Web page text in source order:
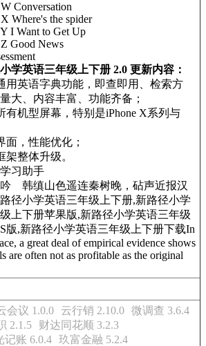
Conversation
Where's the spider
I Want to Get Up
Good News
学英语三年级上下册 2.0 更新内容：
英语字典功能，即查即用、检索方
大、内容丰富、功能齐备；
机型屏幕，特别是iPhone X系列与
，性能优化；
整体升级。
习助手
缜山色遥连秦树晚，砧声近报汉
径小学英语三年级上下册,新路径小学
上下册苹果版,新路径小学英语三年级
版,新路径小学英语三年级上下册下载In
a great deal of empirical evidence shows
are often not as profitable as the original
会议 1.0.0 云行销 2.10.0 微调查 3.6.4
2.1.5
财达同花顺 3.2.3
记账 6.0.4 玖富金融 5.2.4